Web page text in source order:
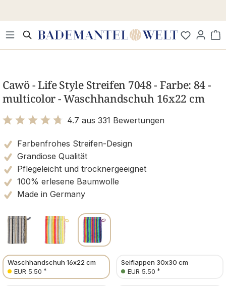
Cawö - Life Style Streifen 7048 - Farbe: 84 -
multicolor - Waschhandschuh 16x22 cm
4.7 aus 331 Bewertungen
Farbenfrohes Streifen-Design
Grandiose Qualität
Pflegeleicht und trocknergeeignet
100% erlesene Baumwolle
Made in Germany
Waschhandschuh 16x22 cm
EUR 5.50 *
Seiflappen 30x30 cm
EUR 5.50 *